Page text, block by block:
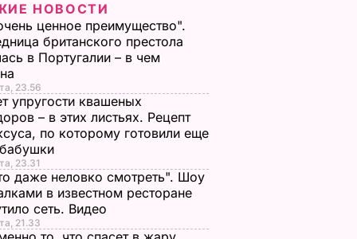
НОВОСТИ
ценное преимущество".
британского престола
в Португалии – в чем
23.56
упругости квашеных
– в этих листьях. Рецепт
по которому готовили еще
23.31
даже неловко смотреть". Шоу
в известном ресторане
сеть. Видео
21.33